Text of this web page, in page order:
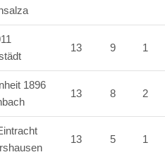
13 9 1
1896
13 8 2
13 5 1